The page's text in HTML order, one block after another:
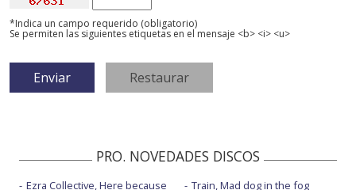
*Indica un campo requerido (obligatorio)
Se permiten las siguientes etiquetas en el mensaje <b> <i> <u>
PRO. NOVEDADES DISCOS
Ezra Collective, Here because
Train, Mad dog in the fog